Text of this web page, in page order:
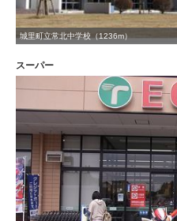
城里町立常北中学校（1236m）
スーパー